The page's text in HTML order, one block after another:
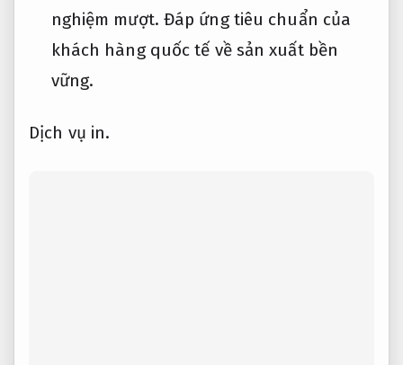
nghiệm mượt. Đáp ứng tiêu chuẩn của
khách hàng quốc tế về sản xuất bền
vững.
Dịch vụ in.